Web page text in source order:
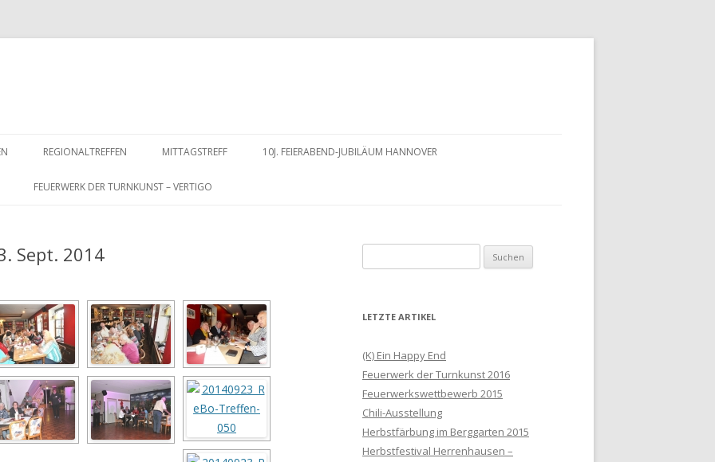
Inhalt
REGIONALTREFFEN MITTAGSTREFF 10J. FEIERABEND-JUBILÄUM HANNOVER
FEUERWERK DER TURNKUNST – VERTIGO
Sept. 2014
nach:
LETZTE ARTIKEL
(K) Ein Happy End
Feuerwerk der Turnkunst 2016
Feuerwerkswettbewerb 2015
Chili-Ausstellung
Herbstfärbung im Berggarten 2015
Herbstfestival Herrenhausen –